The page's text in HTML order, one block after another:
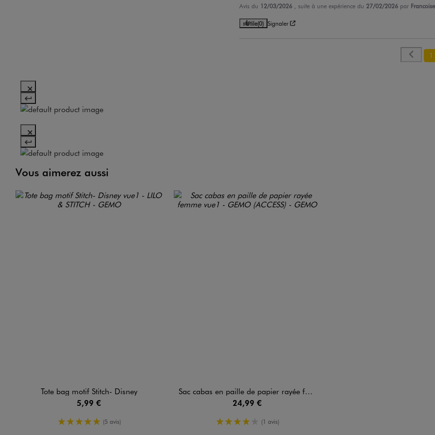
Avis du 12/03/2026 , suite à une expérience du 27/02/2026 par
Utile(0) Signaler
1
Vous aimerez aussi
Tote bag motif Stitch- Disney
5,99 €
5/5 de moyenne
(5 avis)
Sac cabas en paille de papier rayée femme
24,99 €
4/5 de moyenne
(1 avis)